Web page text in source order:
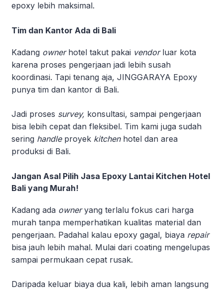
epoxy lebih maksimal.
Tim dan Kantor Ada di Bali
Kadang ownerhotel takut pakai vendorluar kota
karena proses pengerjaan jadi lebih susah
koordinasi. Tapi tenang aja, JINGGARAYA Epoxy
punya tim dan kantor di Bali.
Jadi proses survey, konsultasi, sampai pengerjaan
bisa lebih cepat dan fleksibel. Tim kami juga sudah
sering handleproyek kitchenhotel dan area
produksi di Bali.
Jangan Asal Pilih Jasa Epoxy Lantai Kitchen Hotel
Bali yang Murah!
Kadang ada owneryang terlalu fokus cari harga
murah tanpa memperhatikan kualitas material dan
pengerjaan. Padahal kalau epoxy gagal, biaya repair
bisa jauh lebih mahal. Mulai dari coating mengelupas
sampai permukaan cepat rusak.
Daripada keluar biaya dua kali, lebih aman langsung